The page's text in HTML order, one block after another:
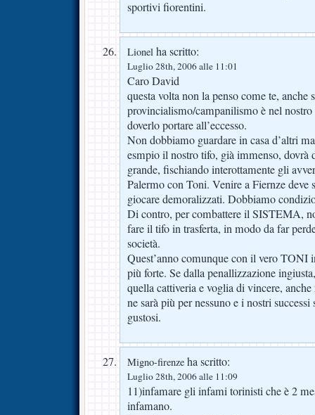
sportivi fiorentini.
Lionel ha scritto:
Luglio 28th, 2006 alle 11:01
Caro David
questa volta non la penso come te, anche
provincialismo/campanilismo è nel
doverlo portare all’eccesso.
Non dobbiamo guardare in casa d’altri
esmpio il nostro tifo, già immenso, dovrà
grande, fischiando interottamente gli
Palermo con Toni. Venire a Fiernze deve
giocare demoralizzati. Dobbiamo
Di contro, per combattere il SISTEMA,
fare il tifo in trasferta, in modo da far
società.
Quest’anno comunque con il vero TONI
più forte. Se dalla penallizzazione
quella cattiveria e voglia di vincere,
ne sarà più per nessuno e i nostri
gustosi.
Migno-firenze ha scritto:
Luglio 28th, 2006 alle 11:09
11)infamare gli infami torinisti che è 2
infamano.